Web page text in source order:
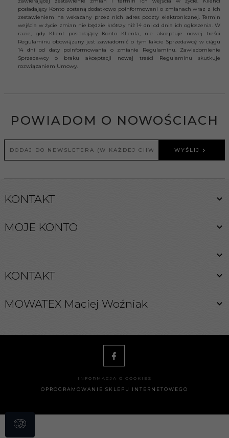
posiadający Konto zostaną dodatkowo poinformowani o zmianach wraz z ich
zestawieniem na wskazany przez nich adres poczty elektronicznej. Termin
wejścia w życie zmian nie będzie krótszy niż 14 dni od dnia ich ogłoszenia. W
razie, gdy Klient posiadający Konto Klienta, nie akceptuje nowej treści
Regulaminu obowiązany jest zawiadomić o tym fakcie Sprzedawcę w ciągu
14 dni od daty poinformowania o zmianie Regulaminu. Zawiadomienie
Sprzedawcy o braku akceptacji nowej treści Regulaminu skutkuje
rozwiązaniem Umowy.
POWIADOM O NOWOŚCIACH
WYŚLIJ
KONTAKT
MOJE KONTO
KONTAKT
MOWATEX Maciej Woźniak
biuro@262.pl
INFORMACJA O COOKIES
OPROGRAMOWANIE SKLEPU INTERNETOWEGO